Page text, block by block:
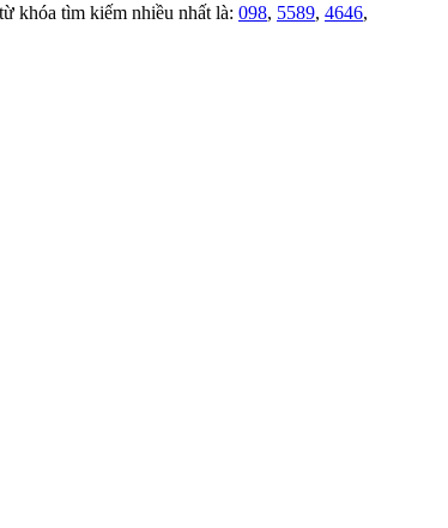
khóa tìm kiếm nhiều nhất là: 098, 5589, 4646,